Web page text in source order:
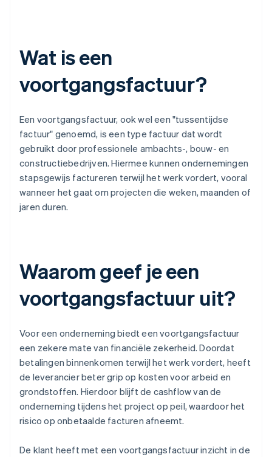
Wat is een
voortgangsfactuur?
Een voortgangsfactuur, ook wel een "tussentijdse
factuur" genoemd, is een type factuur dat wordt
gebruikt door professionele ambachts-, bouw- en
constructiebedrijven. Hiermee kunnen ondernemingen
stapsgewijs factureren terwijl het werk vordert, vooral
wanneer het gaat om projecten die weken, maanden of
jaren duren.
Waarom geef je een
voortgangsfactuur uit?
Voor een onderneming biedt een voortgangsfactuur
een zekere mate van financiële zekerheid. Doordat
betalingen binnenkomen terwijl het werk vordert, heeft
de leverancier beter grip op kosten voor arbeid en
grondstoffen. Hierdoor blijft de cashflow van de
onderneming tijdens het project op peil, waardoor het
risico op onbetaalde facturen afneemt.
De klant heeft met een voortgangsfactuur inzicht in de